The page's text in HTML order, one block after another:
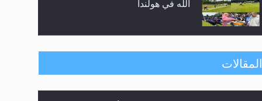
طلاب من مدرسة الحفظ في غانا
المقالات